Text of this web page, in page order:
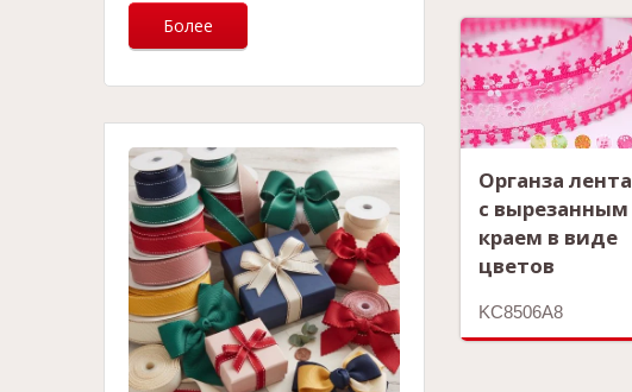
Более
Органза лента
с вырезанным
краем в виде
цветов
KC8506A8